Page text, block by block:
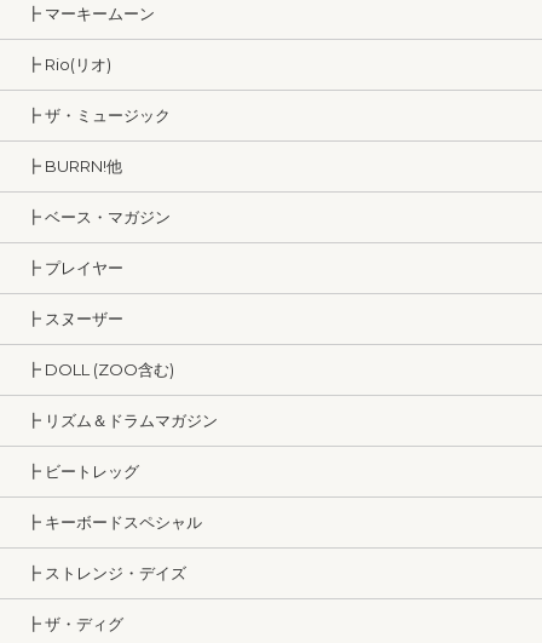
┣ マーキームーン
┣ Rio(リオ)
┣ ザ・ミュージック
┣ BURRN!他
┣ ベース・マガジン
┣ プレイヤー
┣ スヌーザー
┣ DOLL (ZOO含む)
┣ リズム＆ドラムマガジン
┣ ビートレッグ
┣ キーボードスペシャル
┣ ストレンジ・デイズ
┣ ザ・ディグ